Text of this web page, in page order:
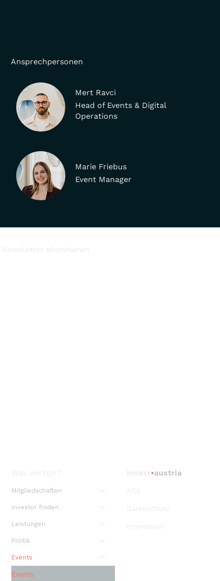
Ansprechpersonen
Mert Ravci
Head of Events & Digital
Operations
Marie Friebus
Event Manager
Was wir tun?
Mitgliedschaften
Investor finden
Leistungen
Politik
Events
Events
invest•austria
AGB
Datenschutz
Impressum
Newsletter abonnieren